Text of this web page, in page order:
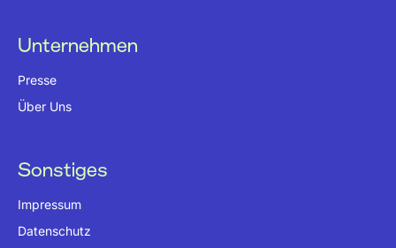
Unternehmen
Presse
Über Uns
Sonstiges
Impressum
Datenschutz